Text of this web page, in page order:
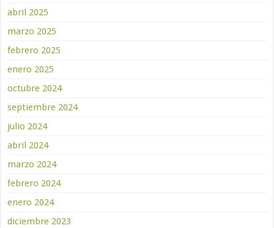
abril 2025
marzo 2025
febrero 2025
enero 2025
octubre 2024
septiembre 2024
julio 2024
abril 2024
marzo 2024
febrero 2024
enero 2024
diciembre 2023